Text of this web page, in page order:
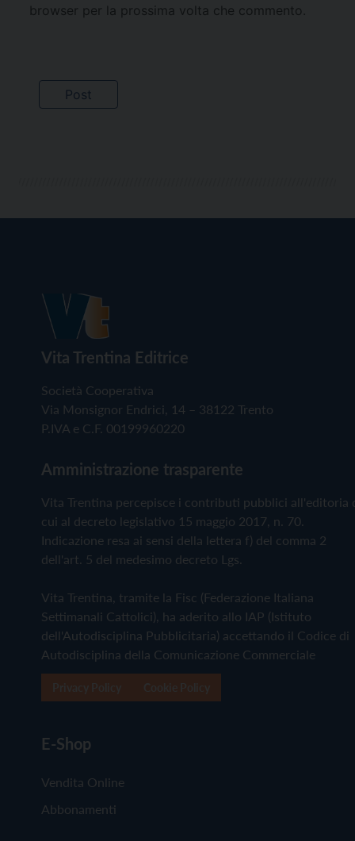
browser per la prossima volta che commento.
Vita Trentina Editrice
Società Cooperativa
Via Monsignor Endrici, 14 – 38122 Trento
P.IVA e C.F. 00199960220
Amministrazione trasparente
Vita Trentina percepisce i contributi pubblici all'editoria
cui al decreto legislativo 15 maggio 2017, n. 70.
Indicazione resa ai sensi della lettera f) del comma 2
dell'art. 5 del medesimo decreto Lgs.
Vita Trentina, tramite la Fisc (Federazione Italiana
Settimanali Cattolici), ha aderito allo IAP (Istituto
dell'Autodisciplina Pubblicitaria) accettando il Codice di
Autodisciplina della Comunicazione Commerciale
E-Shop
Vendita Online
Abbonamenti